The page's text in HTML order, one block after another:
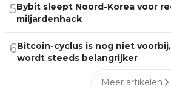
5Bybit sleept Noord-Korea voor
miljardenhack
6Bitcoin-cyclus is nog niet voorbij, maar rente
wordt steeds belangrijker
Meer artikelen